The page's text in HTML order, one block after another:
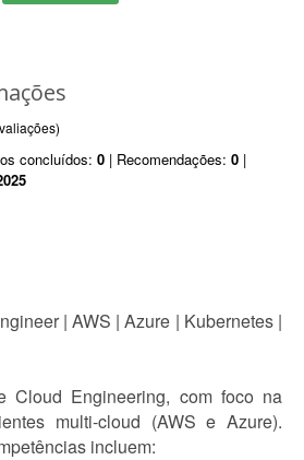
concluídos: 0 | Recomendações: 0 |
| AWS | Azure | Kubernetes |
Cloud Engineering, com foco na
multi-cloud (AWS e Azure).
incluem: